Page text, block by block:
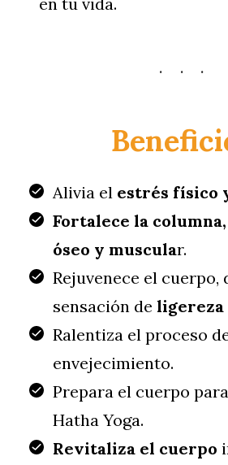
Alivia el estrés físico
Fortalece la
óseo y muscular.
Rejuvenece el cuerpo,
sensación de
Ralentiza el proceso
envejecimiento.
Prepara el cuerpo
Hatha Yoga.
Revitaliza el cuerpo